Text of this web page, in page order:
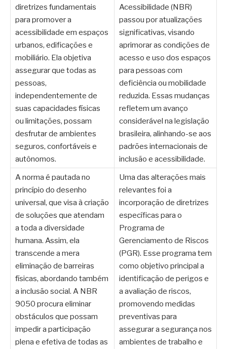
diretrizes fundamentais
para promover a
acessibilidade em espaços
urbanos, edificações e
mobiliário. Ela objetiva
assegurar que todas as
pessoas,
independentemente de
suas capacidades físicas
ou limitações, possam
desfrutar de ambientes
seguros, confortáveis e
autônomos.
Acessibilidade (NBR)
passou por atualizações
significativas, visando
aprimorar as condições de
acesso e uso dos espaços
para pessoas com
deficiência ou mobilidade
reduzida. Essas mudanças
refletem um avanço
considerável na legislação
brasileira, alinhando-se aos
padrões internacionais de
inclusão e acessibilidade.
A norma é pautada no
princípio do desenho
universal, que visa à criação
de soluções que atendam
a toda a diversidade
humana. Assim, ela
transcende a mera
eliminação de barreiras
físicas, abordando também
a inclusão social. A NBR
9050 procura eliminar
obstáculos que possam
impedir a participação
plena e efetiva de todas as
Uma das alterações mais
relevantes foi a
incorporação de diretrizes
específicas para o
Programa de
Gerenciamento de Riscos
(PGR). Esse programa tem
como objetivo principal a
identificação de perigos e
a avaliação de riscos,
promovendo medidas
preventivas para
assegurar a segurança nos
ambientes de trabalho e